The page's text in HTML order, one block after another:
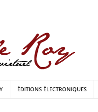
ÉDITIONS ÉLECTRONIQUES